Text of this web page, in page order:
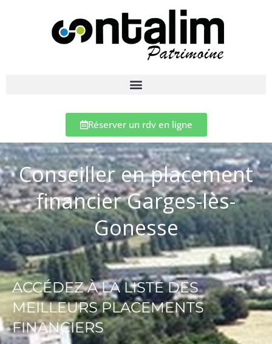
Réserver un rdv en ligne
Conseiller en placement
financier Garges-lès-
Gonesse
ACCÉDEZ À LA LISTE DES
MEILLEURS PLACEMENTS
FINANCIERS